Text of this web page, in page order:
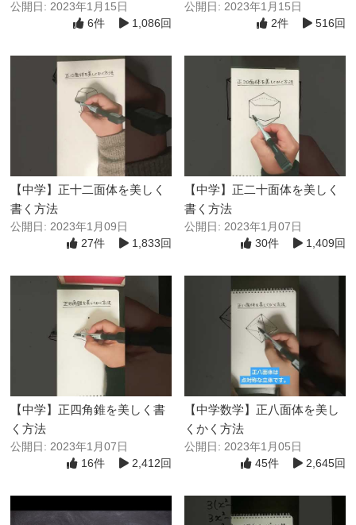
公開日: 2023年1月15日
1,086回
6件
公開日: 2023年1月15日
516回
2件
【中学】正十二面体を美しく
書く方法
公開日: 2023年1月09日
1,833回
27件
【中学】正二十面体を美しく
書く方法
公開日: 2023年1月07日
1,409回
30件
【中学】正四角錐を美しく書
く方法
公開日: 2023年1月07日
2,412回
16件
【中学数学】正八面体を美し
くかく方法
公開日: 2023年1月05日
2,645回
45件